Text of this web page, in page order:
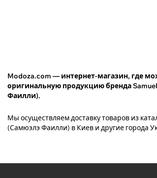
Modoza.com — интернет-магазин, где
оригинальную продукцию бренда
Фаилли).
Мы осуществляем доставку товаров из
(Самюэлэ Фаилли) в Киев и другие города